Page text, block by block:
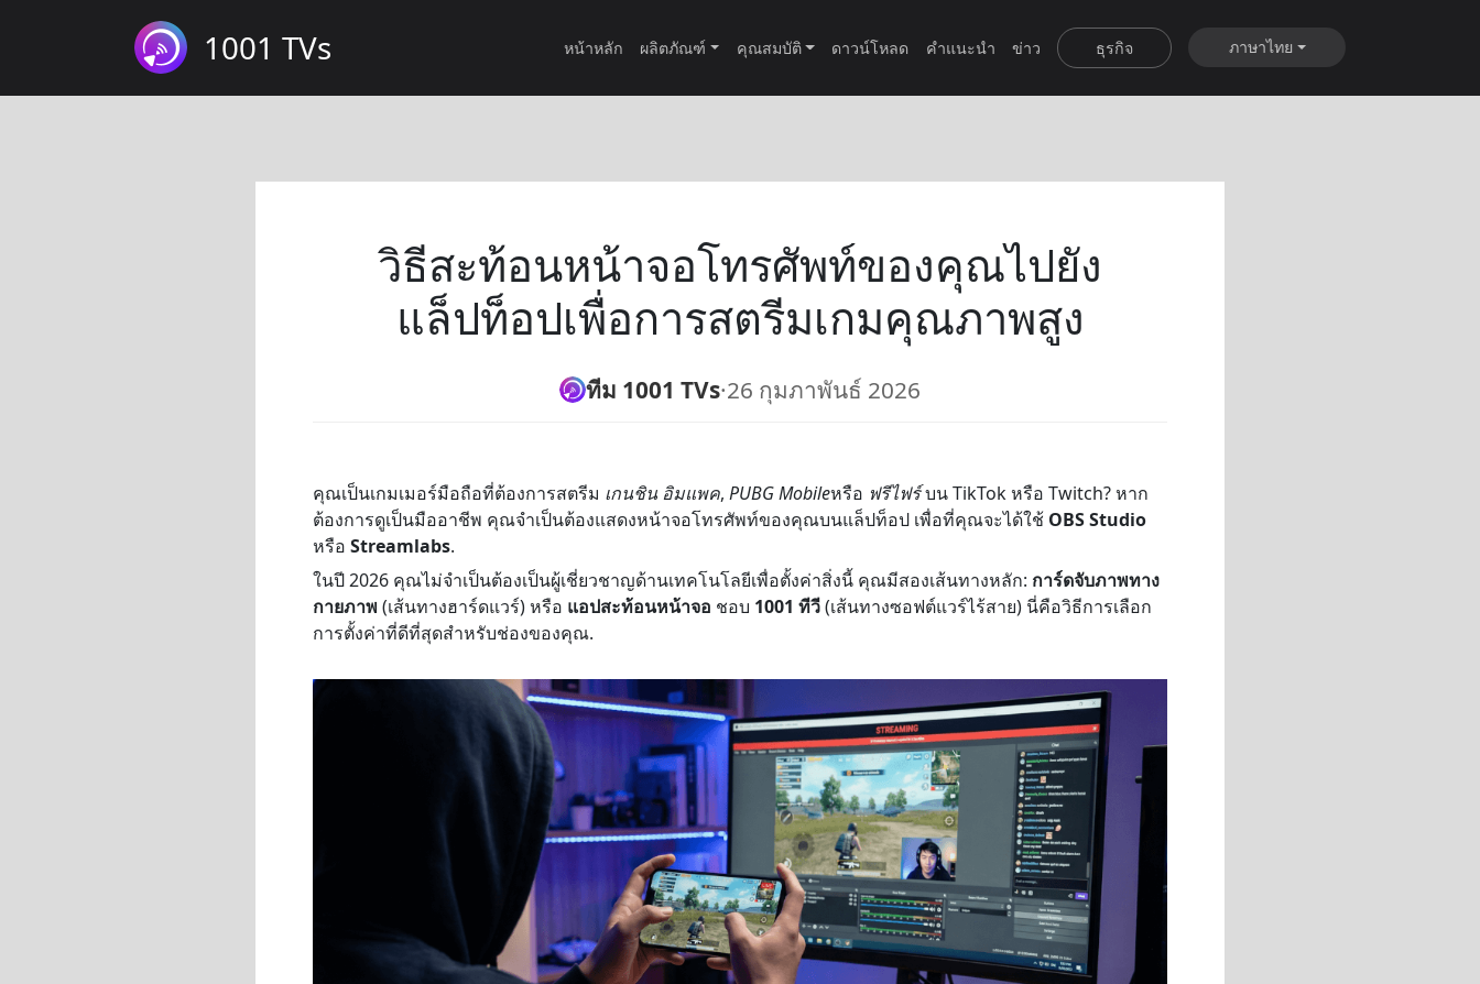
1001 TVs หน้าหลัก ผลิตภัณฑ์ คุณสมบัติ ดาวน์โหลด คำแนะนำ ข่าว ธุรกิจ ภาษาไทย
วิธีสะท้อนหน้าจอโทรศัพท์ของคุณไปยัง
แล็ปท็อปเพื่อการสตรีมเกมคุณภาพสูง
ทีม 1001 TVs·26 กุมภาพันธ์ 2026
คุณเป็นเกมเมอร์มือถือที่ต้องการสตรีม เกนชิน อิมแพค, PUBG Mobileหรือ ฟรีไฟร์บน TikTok หรือ Twitch? หาก
ต้องการดูเป็นมืออาชีพ คุณจำเป็นต้องแสดงหน้าจอโทรศัพท์ของคุณบนแล็ปท็อป เพื่อที่คุณจะได้ใช้ OBS Studio
หรือ Streamlabs.
ในปี 2026 คุณไม่จำเป็นต้องเป็นผู้เชี่ยวชาญด้านเทคโนโลยีเพื่อตั้งค่าสิ่งนี้ คุณมีสองเส้นทางหลัก: การ์ดจับภาพทาง
กายภาพ (เส้นทางฮาร์ดแวร์) หรือ แอปสะท้อนหน้าจอ ชอบ 1001 ทีวี(เส้นทางซอฟต์แวร์ไร้สาย) นี่คือวิธีการเลือก
การตั้งค่าที่ดีที่สุดสำหรับช่องของคุณ.